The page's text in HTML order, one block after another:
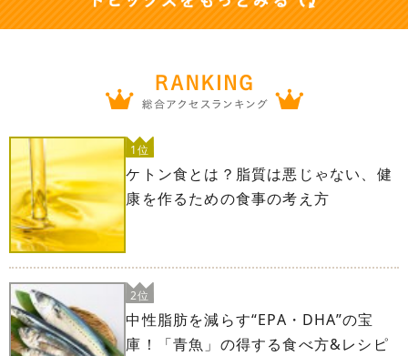
1位
ケトン食とは？脂質は悪じゃない、健
康を作るための食事の考え方
2位
中性脂肪を減らす“EPA・DHA”の宝
庫！「青魚」の得する食べ方&レシピ